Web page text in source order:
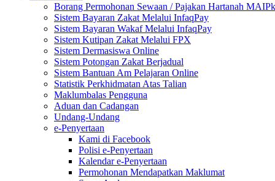
Borang Permohonan Sewaan / Pajakan Hartanah MAIPk
Sistem Bayaran Zakat Melalui InfaqPay
Sistem Bayaran Wakaf Melalui InfaqPay
Sistem Kutipan Zakat Melalui FPX
Sistem Dermasiswa Online
Sistem Potongan Zakat Berjadual
Sistem Bantuan Am Pelajaran Online
Statistik Perkhidmatan Atas Talian
Maklumbalas Pengguna
Aduan dan Cadangan
Undang-Undang
e-Penyertaan
Kami di Facebook
Polisi e-Penyertaan
Kalendar e-Penyertaan
Permohonan Mendapatkan Maklumat